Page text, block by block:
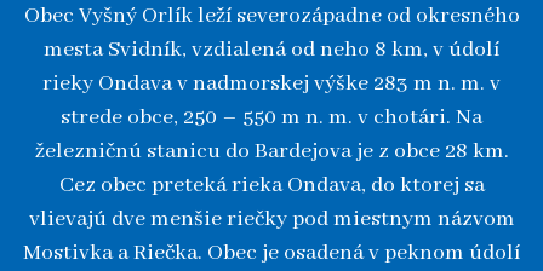
Obec Vyšný Orlík leží severozápadne od okresného
mesta Svidník, vzdialená od neho 8 km, v údolí
rieky Ondava v nadmorskej výške 283 m n. m. v
strede obce, 250 – 550 m n. m. v chotári. Na
železničnú stanicu do Bardejova je z obce 28 km.
Cez obec preteká rieka Ondava, do ktorej sa
vlievajú dve menšie riečky pod miestnym názvom
Mostivka a Riečka. Obec je osadená v peknom údolí